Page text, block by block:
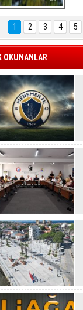
Hasan Eser'in
Objektifinden
1 2 3 4 5
OKUNANLAR